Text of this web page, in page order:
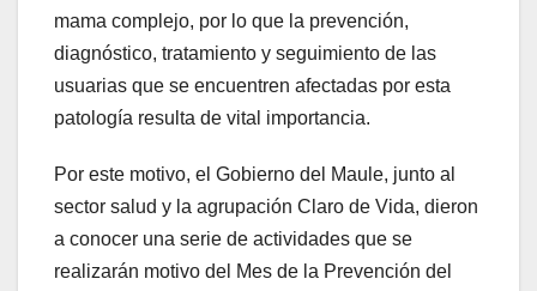
mama complejo, por lo que la prevención,
diagnóstico, tratamiento y seguimiento de las
usuarias que se encuentren afectadas por esta
patología resulta de vital importancia.
Por este motivo, el Gobierno del Maule, junto al
sector salud y la agrupación Claro de Vida, dieron
a conocer una serie de actividades que se
realizarán motivo del Mes de la Prevención del